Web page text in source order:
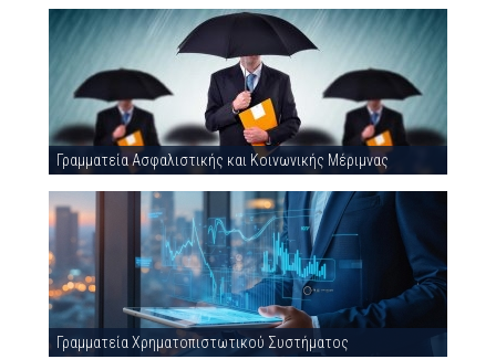
Γραμματεία Ασφαλιστικής και Κοινωνικής Μέριμνας
Γραμματεία Χρηματοπιστωτικού Συστήματος